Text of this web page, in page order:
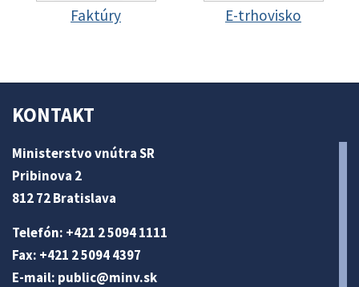
Faktúry E-trhovisko
KONTAKT
Ministerstvo vnútra SR
Pribinova 2
812 72 Bratislava
Telefón: +421 2 5094 1111
Fax: +421 2 5094 4397
E-mail: public@minv.sk